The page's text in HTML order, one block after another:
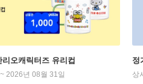
오캐릭터즈 유리컵
2026년 08월 31일
정
상